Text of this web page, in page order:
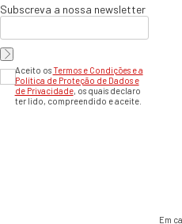
Subscreva a nossa newsletter
Aceito osTermos e Condições e a
Política de Proteção de Dados e
de Privacidade, os quais declaro
ter lido, compreendido e aceite.
Em